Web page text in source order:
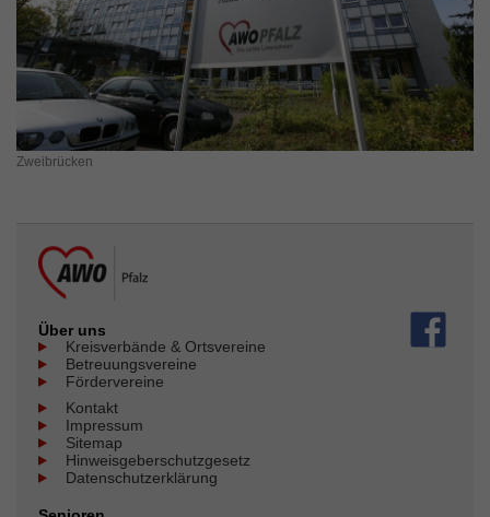
Zweibrücken
Über uns
Kreisverbände & Ortsvereine
Betreuungsvereine
Fördervereine
Kontakt
Impressum
Sitemap
Hinweisgeberschutzgesetz
Datenschutzerklärung